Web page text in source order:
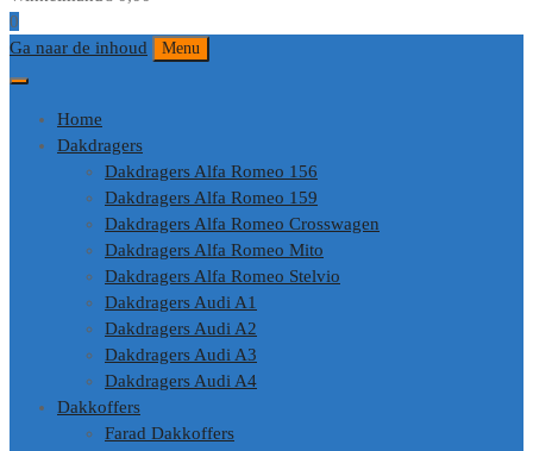
0
Ga naar de inhoud
Menu
Home
Dakdragers
Dakdragers Alfa Romeo 156
Dakdragers Alfa Romeo 159
Dakdragers Alfa Romeo Crosswagen
Dakdragers Alfa Romeo Mito
Dakdragers Alfa Romeo Stelvio
Dakdragers Audi A1
Dakdragers Audi A2
Dakdragers Audi A3
Dakdragers Audi A4
Dakkoffers
Farad Dakkoffers